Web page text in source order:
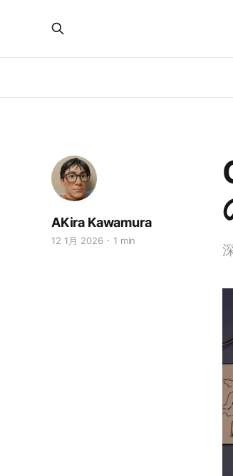
AKira Kawamura
12 1月 2026 1 min